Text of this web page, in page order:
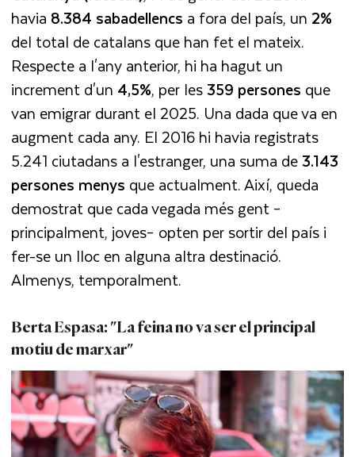
havia 8.384 sabadellencs a fora del país, un 2%
del total de catalans que han fet el mateix.
Respecte a l'any anterior, hi ha hagut un
increment d'un 4,5%, per les359 persones que
van emigrar durant el 2025. Una dada que va en
augment cada any. El 2016 hi havia registrats
5.241 ciutadans a l'estranger, una suma de3.143
persones menys que actualment. Així, queda
demostrat que cada vegada més gent –
principalment, joves– opten per sortir del país i
fer-se un lloc en alguna altra destinació.
Almenys, temporalment.
Berta Espasa: "La feina no va ser el principal
motiu de marxar"